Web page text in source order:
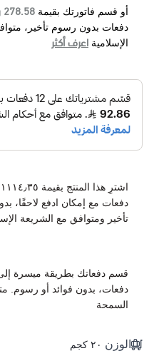
أو قسم فاتورتك بقيمة 278.58 ر.س
دفعات بدون رسوم تأخير،
الإسلامية اعرف أكثر
اشترِ هذا المنتج بقيمة ١١١٤٫٣٥
دفعات مع إمكان ادفع لاحقًا،
تأخير ومتوافق مع الشريعة
دفعات، بدون فوائد أو رسوم.
السمحة
الوزن ٢٠ كجم